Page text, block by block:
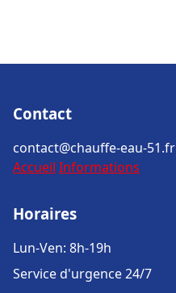
Contact
contact@chauffe-eau-51.fr
Accueil Informations
Horaires
Lun-Ven: 8h-19h
Service d'urgence 24/7